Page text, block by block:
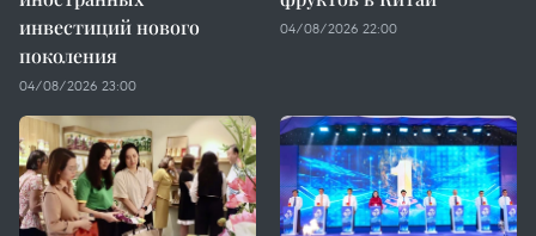
инвестиций нового
поколения
04/08/2026 23:00
04/08/2026 22:00